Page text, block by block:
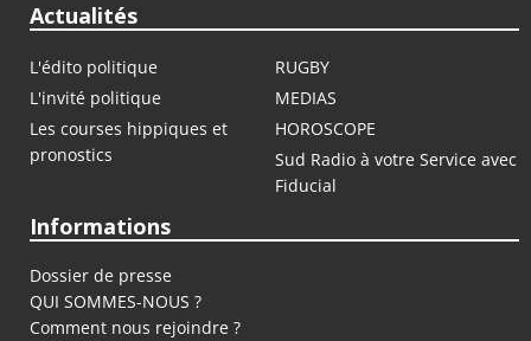
Actualités
L'édito politique
RUGBY
L'invité politique
MEDIAS
Les courses hippiques et
pronostics
HOROSCOPE
Sud Radio à votre Service avec
Fiducial
Informations
Dossier de presse
QUI SOMMES-NOUS ?
Comment nous rejoindre ?